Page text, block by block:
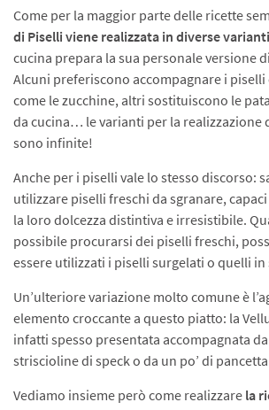
Come per la maggior parte delle ricette
di Piselli viene realizzata in diverse varianti
cucina prepara la sua personale versione
Alcuni preferiscono accompagnare i
come le zucchine, altri sostituiscono le
da cucina… le varianti per la realizzazione
sono infinite!
Anche per i piselli vale lo stesso discorso:
utilizzare piselli freschi da sgranare,
la loro dolcezza distintiva e irresistibile.
possibile procurarsi dei piselli freschi,
essere utilizzati i piselli surgelati o quelli in
Un’ulteriore variazione molto comune è
elemento croccante a questo piatto: la
infatti spesso presentata accompagnata
striscioline di speck o da un po’ di
Vediamo insieme però come realizzare la